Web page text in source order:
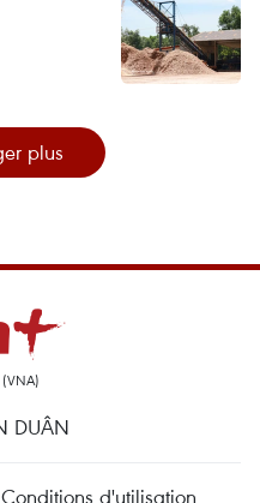
plus
(VNA)
DUÂN
Conditions d'utilisation